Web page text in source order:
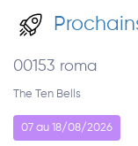
00153 roma
The Ten Bells
07 au 18/08/2026